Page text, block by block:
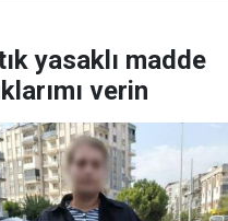
yasaklı madde
verin